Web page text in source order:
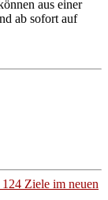
aus einer
ab sofort auf